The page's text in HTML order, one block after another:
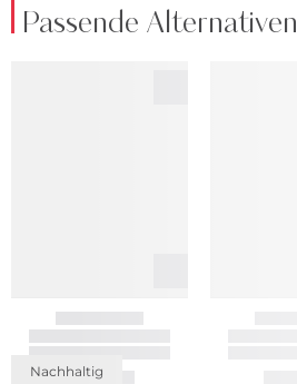
Passende Alternativen
Nachhaltig